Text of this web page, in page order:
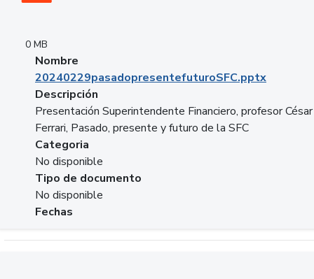
0 MB
Nombre
20240229pasadopresentefuturoSFC.pptx
Descripción
Presentación Superintendente Financiero, profesor César
Ferrari, Pasado, presente y futuro de la SFC
Categoria
No disponible
Tipo de documento
No disponible
Fechas